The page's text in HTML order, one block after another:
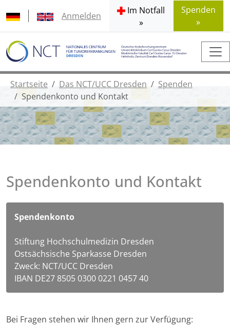
Anmelden
Im Notfall
»
Spenden
»
Startseite Das NCT/UCC Dresden
Spenden
Spendenkonto und Kontakt
Spendenkonto und Kontakt
Spendenkonto
Stiftung Hochschulmedizin Dresden
Ostsächsische Sparkasse Dresden
Zweck: NCT/UCC Dresden
IBAN DE27 8505 0300 0221 0457 40
Bei Fragen stehen wir Ihnen gern zur Verfügung: